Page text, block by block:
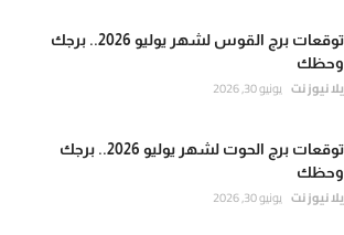
توقعات برج القوس لشهر يوليو 2026.. برجك
وحظك
يلا نيوز نت يونيو 30, 2026
توقعات برج الحوت لشهر يوليو 2026.. برجك
وحظك
يلا نيوز نت يونيو 30, 2026